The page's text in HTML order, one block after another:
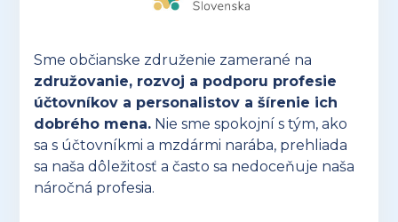
Sme občianske združenie zamerané na
združovanie, rozvoj a podporu profesie
účtovníkov a personalistov a šírenie ich
dobrého mena. Nie sme spokojní s tým, ako
sa s účtovníkmi a mzdármi narába, prehliada
sa naša dôležitosť a často sa nedoceňuje naša
náročná profesia.